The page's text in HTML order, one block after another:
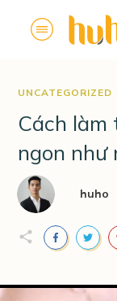
UNCATEGORIZED
Cách
ngon như
huho